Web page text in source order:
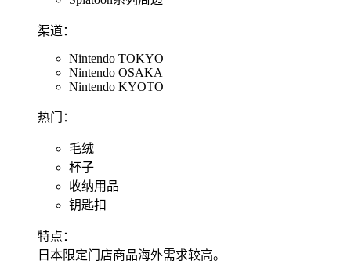
渠道：
Nintendo TOKYO
Nintendo OSAKA
Nintendo KYOTO
热门：
毛绒
杯子
收纳用品
钥匙扣
特点：
日本限定门店商品海外需求较高。